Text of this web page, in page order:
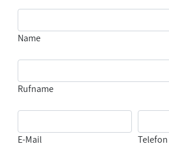
Name
Rufname
E-Mail Telefon